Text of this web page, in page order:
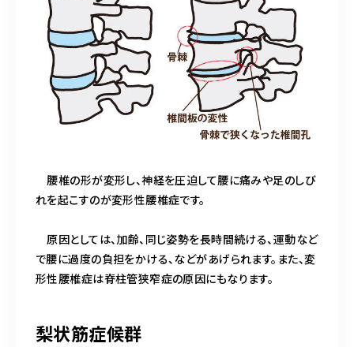
腰椎の形が変形し、神経を圧迫して腰に痛みや足のしび
れを起こすのが変形性腰椎症です。
原因としては、加齢、同じ姿勢を長時間続ける、運動など
で腰に過度の負担をかける、などがあげられます。また、変
形性腰椎症は脊柱管狭窄症の原因にもなります。
梨状筋症候群